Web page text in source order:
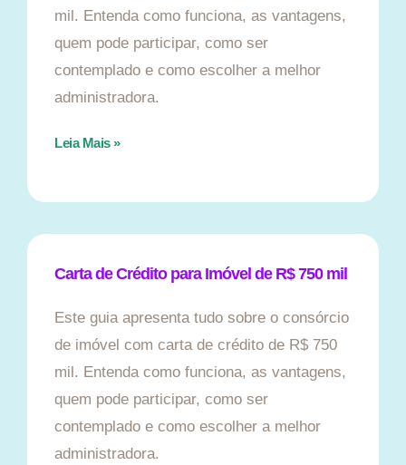
mil. Entenda como funciona, as vantagens,
quem pode participar, como ser
contemplado e como escolher a melhor
administradora.
Leia Mais »
Carta de Crédito para Imóvel de R$ 750 mil
Este guia apresenta tudo sobre o consórcio
de imóvel com carta de crédito de R$ 750
mil. Entenda como funciona, as vantagens,
quem pode participar, como ser
contemplado e como escolher a melhor
administradora.